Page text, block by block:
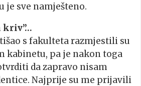
je sve namješteno.
kriv”…
s fakulteta razmjestili su
kabinetu, pa je nakon toga
da zapravo nisam
Najprije su me prijavili